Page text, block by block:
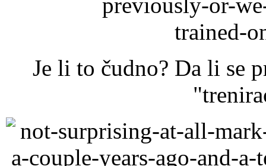
Je li to čudno? Da li se